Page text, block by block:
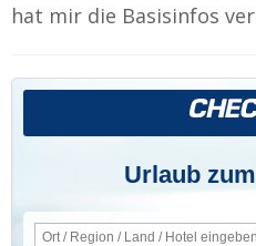
hat mir die Basisinfos
Urlaub